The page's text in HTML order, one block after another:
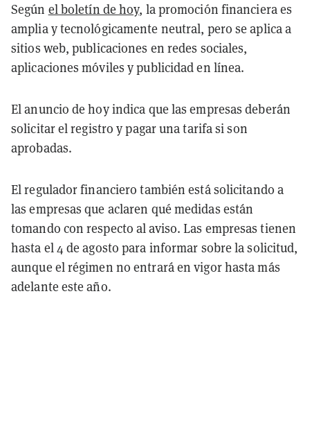
Según el boletín de hoy, la promoción financiera es
amplia y tecnológicamente neutral, pero se aplica a
sitios web, publicaciones en redes sociales,
aplicaciones móviles y publicidad en línea.
El anuncio de hoy indica que las empresas deberán
solicitar el registro y pagar una tarifa si son
aprobadas.
El regulador financiero también está solicitando a
las empresas que aclaren qué medidas están
tomando con respecto al aviso. Las empresas tienen
hasta el 4 de agosto para informar sobre la solicitud,
aunque el régimen no entrará en vigor hasta más
adelante este año.